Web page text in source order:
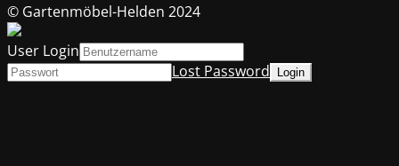
© Gartenmöbel-Helden 2024
User Login
Lost Password